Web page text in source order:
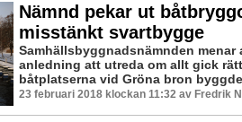
Nämnd pekar ut
misstänkt svartbygge
Samhällsbyggnadsnämnden menar
anledning att utreda om allt gick
båtplatserna vid Gröna bron
23 februari 2018 klockan 11:32 av Fredrik